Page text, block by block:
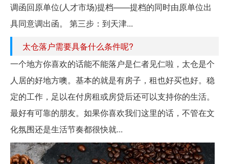
调函回原单位(人才市场)提档——提档的同时由原单位出
具同意调出函。 第三步：到天津...
太仓落户需要具备什么条件呢?
一个地方你喜欢的话能不能落户是仁者见仁啦，太仓是个
人居的好地方噢。基本的就是有房子，租也好买也好。稳
定的工作，足以在付房租或房贷后还可以支持你的生活。
最好有可靠的朋友。如果你喜欢我们这里的话，不管在文
化氛围还是生活节奏都很快就...